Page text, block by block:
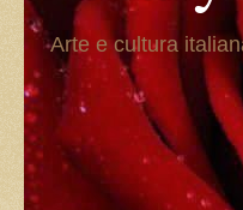
Arte e cultura